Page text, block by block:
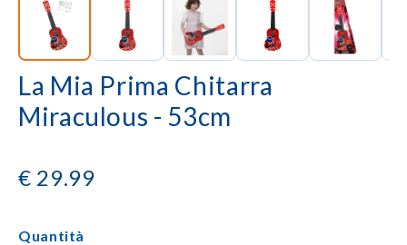
La Mia Prima Chitarra
Miraculous - 53cm
€ 29.99
Quantità